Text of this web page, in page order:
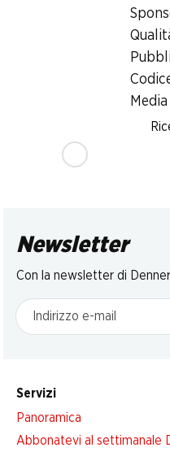
Media
Newsletter
Con la newsletter di
Indirizzo e-mail
Servizi
Panoramica
Abbonatevi al settimanale